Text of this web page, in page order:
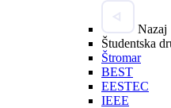
Nazaj
Študentska
Štromar
BEST
EESTEC
IEEE